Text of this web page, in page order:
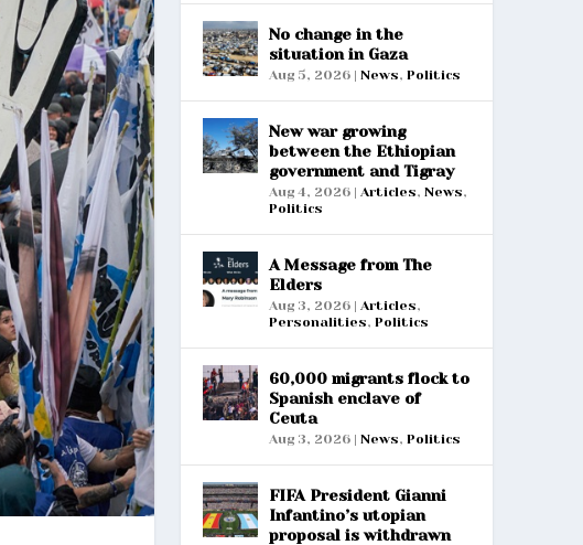
No change in the
situation in Gaza
Aug 5, 2026| News, Politics
New war growing
between the Ethiopian
government and Tigray
Aug 4, 2026| Articles, News,
Politics
A Message from The
Elders
Aug 3, 2026| Articles,
Personalities, Politics
60,000 migrants flock to
Spanish enclave of
Ceuta
Aug 3, 2026| News, Politics
FIFA President Gianni
Infantino’s utopian
proposal is withdrawn